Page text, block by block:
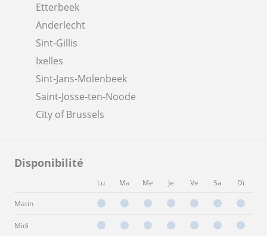
Etterbeek
Anderlecht
Sint-Gillis
Ixelles
Sint-Jans-Molenbeek
Saint-Josse-ten-Noode
City of Brussels
Disponibilité
Lu Ma Me Je Ve Sa Di
Matin
Midi